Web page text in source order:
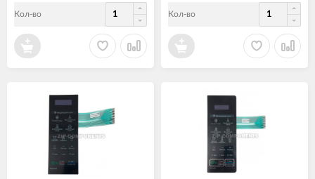
Кол-во Кол-во